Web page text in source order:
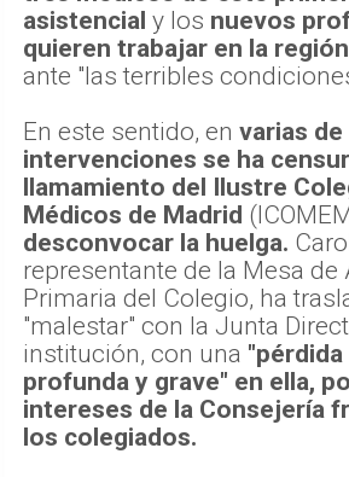
asistencial y los nuevos
quieren trabajar en la
ante "las terribles
En este sentido, en varias de
intervenciones se ha
llamamiento del Ilustre
Médicos de Madrid
desconvocar la huelga.
representante de la Mesa de
Primaria del Colegio, ha
"malestar" con la Junta
institución, con una
profunda y grave" en ella,
intereses de la Consejería
los colegiados.